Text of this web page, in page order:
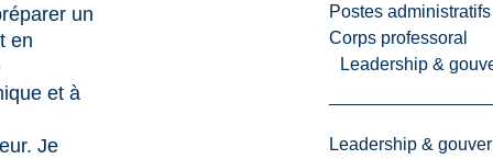
Postes
Corps professoral
Leadership &
Leadership &
un
en
et à
Je